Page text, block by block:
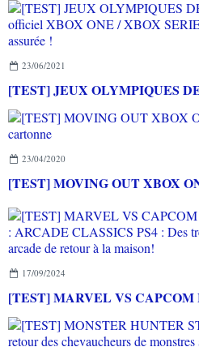
23/06/2021
23/04/2020
17/09/2024